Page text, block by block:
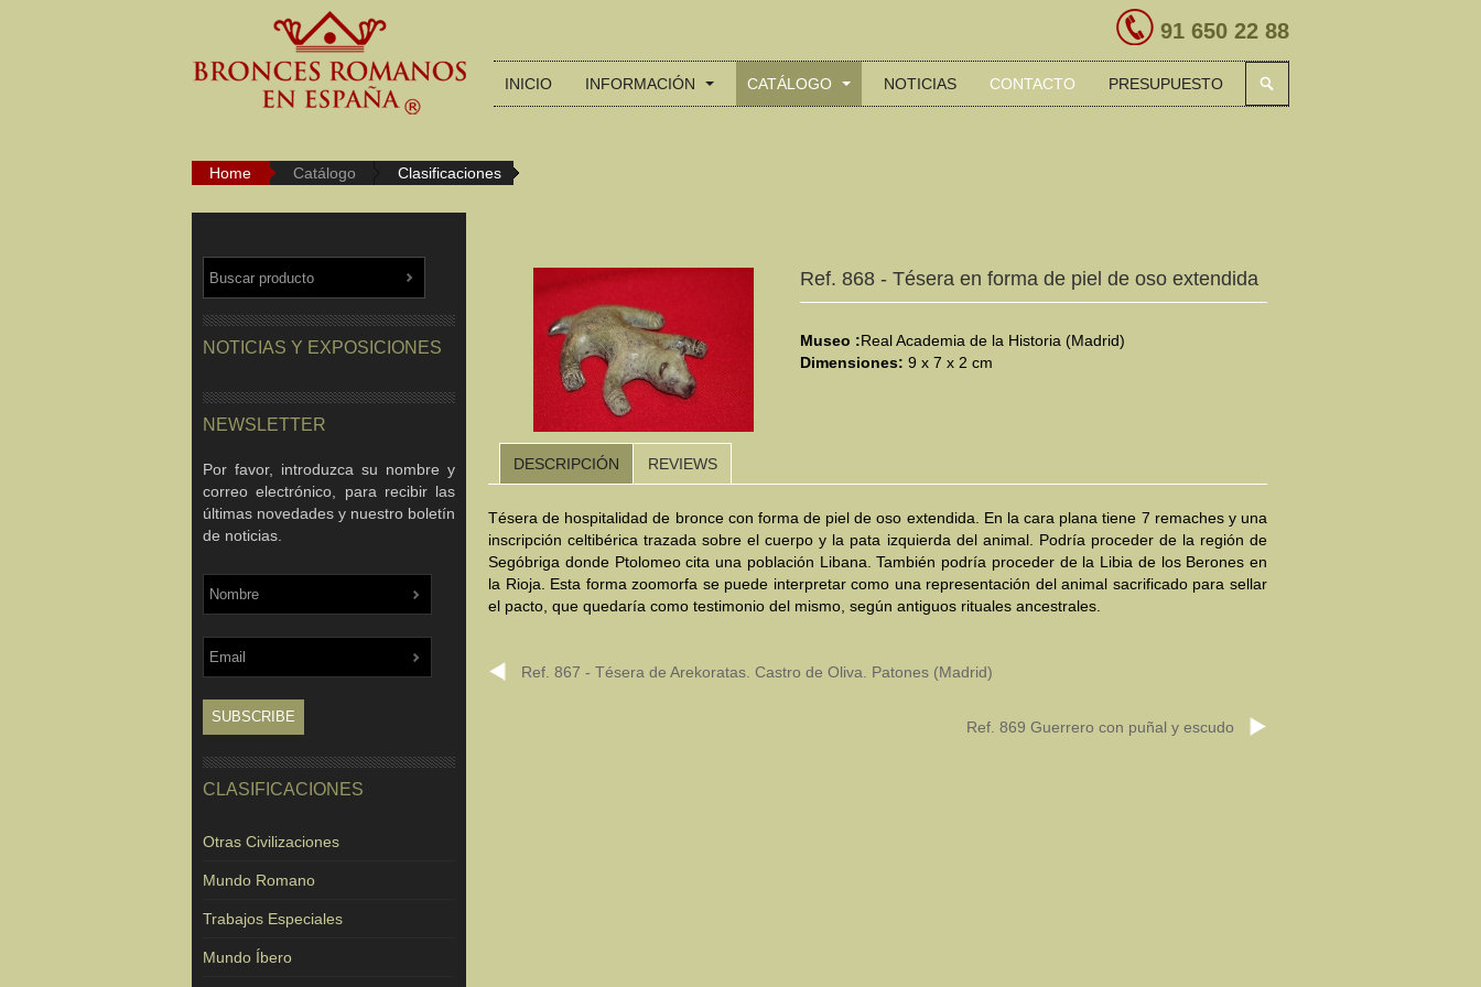
INICIO INFORMACIÓN CATÁLOGO NOTICIAS CONTACTO PRESUPUESTO
91 650 22 88
Home Catálogo Clasificaciones
Ref. 868 - Tésera en forma de piel de oso extendida
Museo :Real Academia de la Historia (Madrid)
Dimensiones: 9 x 7 x 2 cm
DESCRIPCIÓN REVIEWS
Tésera de hospitalidad de bronce con forma de piel de oso extendida. En la cara plana tiene 7 remaches y una
inscripción celtibérica trazada sobre el cuerpo y la pata izquierda del animal. Podría proceder de la región de
Segóbriga donde Ptolomeo cita una población Libana. También podría proceder de la Libia de los Berones en
la Rioja. Esta forma zoomorfa se puede interpretar como una representación del animal sacrificado para sellar
el pacto, que quedaría como testimonio del mismo, según antiguos rituales ancestrales.
Ref. 867 - Tésera de Arekoratas. Castro de Oliva. Patones (Madrid)
Ref. 869 Guerrero con puñal y escudo
NOTICIAS Y EXPOSICIONES
NEWSLETTER
Por favor, introduzca su nombre y
correo electrónico, para recibir las
últimas novedades y nuestro boletín
de noticias.
CLASIFICACIONES
Otras Civilizaciones
Mundo Romano
Trabajos Especiales
Mundo Íbero